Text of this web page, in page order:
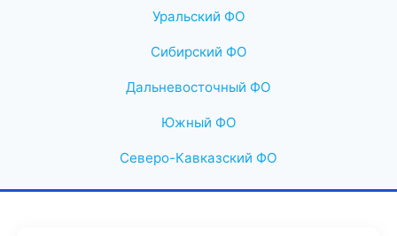
Уральский ФО
Сибирский ФО
Дальневосточный ФО
Южный ФО
Северо-Кавказский ФО